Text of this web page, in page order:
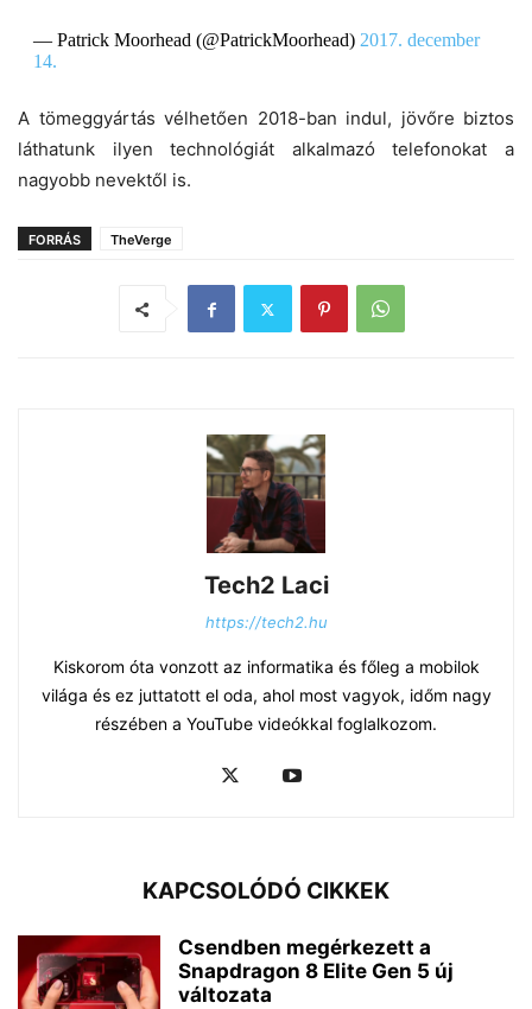
— Patrick Moorhead (@PatrickMoorhead) 2017. december
14.
A tömeggyártás vélhetően 2018-ban indul, jövőre biztos
láthatunk ilyen technológiát alkalmazó telefonokat a
nagyobb nevektől is.
FORRÁS TheVerge
Tech2 Laci
https://tech2.hu
Kiskorom óta vonzott az informatika és főleg a mobilok
világa és ez juttatott el oda, ahol most vagyok, időm nagy
részében a YouTube videókkal foglalkozom.
KAPCSOLÓDÓ CIKKEK
Csendben megérkezett a
Snapdragon 8 Elite Gen 5 új
változata